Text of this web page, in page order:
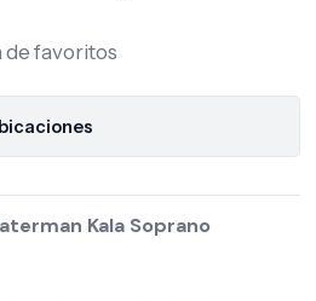
de favoritos
Kala Soprano